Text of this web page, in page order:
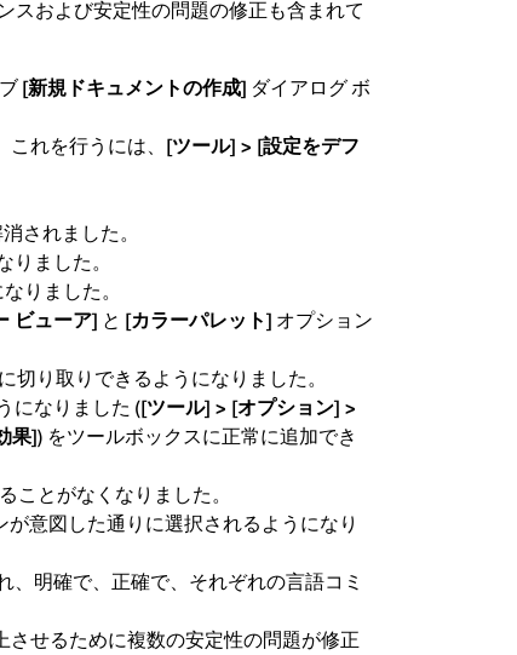
スおよび安定性の問題の修正も含まれて
[新規ドキュメントの作成] ダイアログ ボ
れを行うには、
[ツール] > [設定をデフ
されました。
りました。
りました。
ビューア] と [カラーパレット] オプション
切り取りできるようになりました。
になりました ([ツール] > [オプション] >
果]) をツールボックスに正常に追加でき
ことがなくなりました。
意図した通りに選択されるようになり
、明確で、正確で、それぞれの言語コミ
せるために複数の安定性の問題が修正